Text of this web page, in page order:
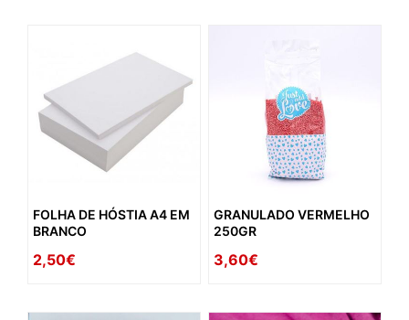
FOLHA DE HÓSTIA A4 EM
BRANCO
2,50€
GRANULADO VERMELHO
250GR
3,60€